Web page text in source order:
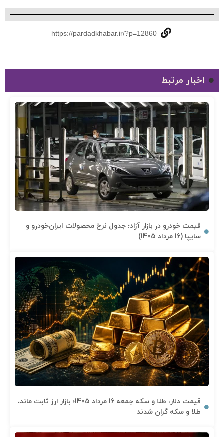
https://pardadkhabar.ir/?p=12860
اخبار مرتبط
قیمت خودرو در بازار آزاد؛ جدول نرخ محصولات ایران‌خودرو و
سایپا (16 مرداد 1405)
قیمت دلار، طلا و سکه جمعه 16 مرداد 1405؛ بازار ارز ثابت ماند،
طلا و سکه گران شدند